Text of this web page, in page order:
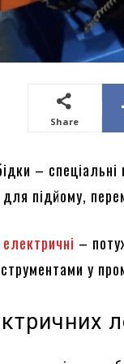
Share
–
підйому,
–
у